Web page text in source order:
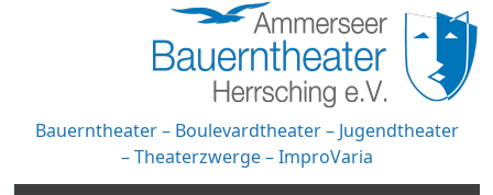
Bauerntheater – Boulevardtheater – Jugendtheater
– Theaterzwerge – ImproVaria